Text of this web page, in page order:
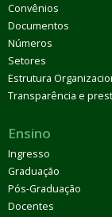
Convênios
Documentos
Números
Setores
Estrutura
Transparência e
Ensino
Ingresso
Graduação
Pós-Graduação
Docentes